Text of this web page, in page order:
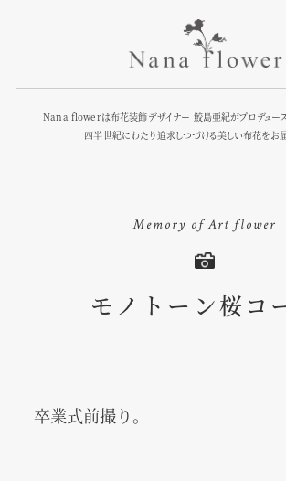
Nana flowerは布花装飾デザイナー 鮫島亜紀がプロデュース
四半世紀にわたり追求しつづける美しい布花をお届
Memory of Art flower
モノトーン桜コ
卒業式前撮り。